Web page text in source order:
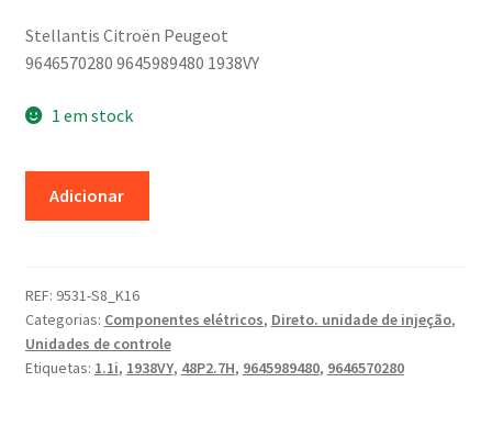
Stellantis Citroën Peugeot
9646570280 9645989480 1938VY
1 em stock
Controlo
IAW
48P2.7H
9646570280
Adicionar
REF: 9531-S8_K16
Categorias: Componentes elétricos, Direto. unidade de injeção,
Unidades de controle
Etiquetas: 1.1i, 1938VY, 48P2.7H, 9645989480, 9646570280